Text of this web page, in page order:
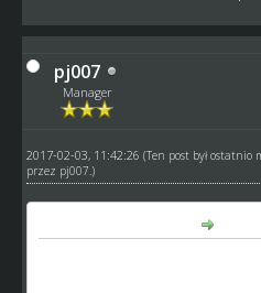
pj007
Manager
2017-02-03, 11:42:26 (Ten post był ostatnio
przez pj007 .)